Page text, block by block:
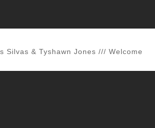
Silvas & Tyshawn Jones /// Welcome